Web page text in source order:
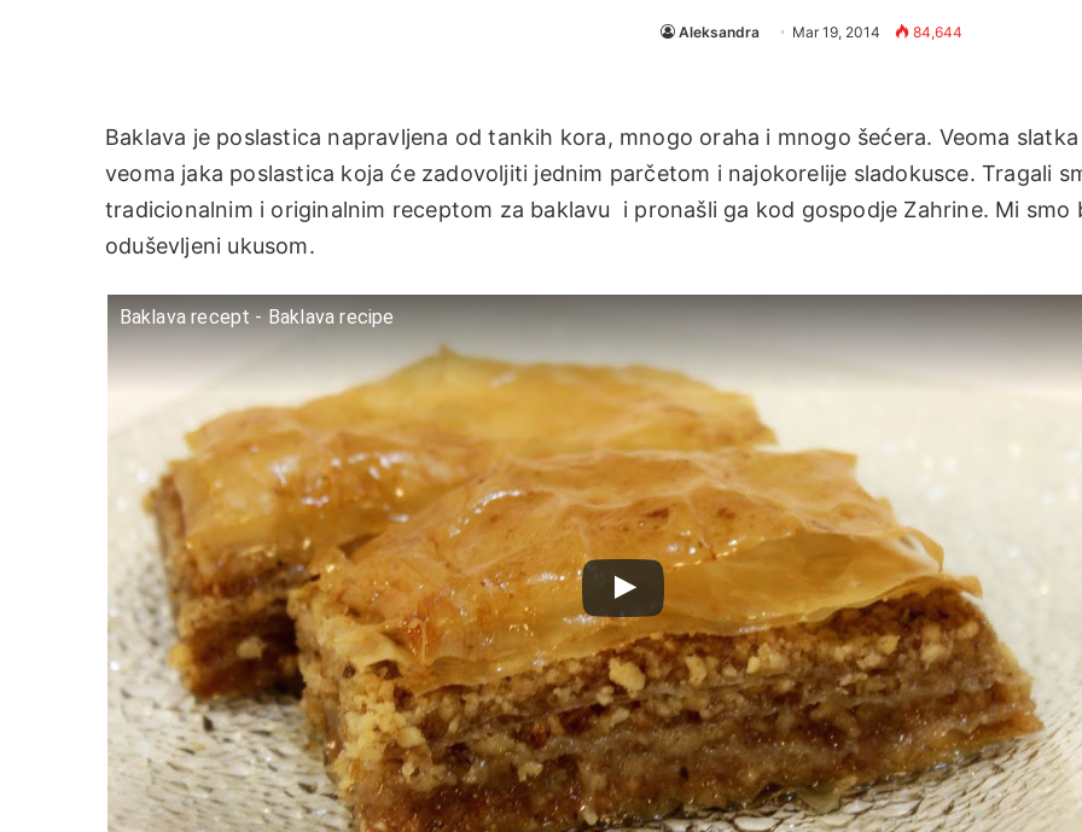
Aleksandra Mar 19, 2014 84,644
Baklava je poslastica napravljena od tankih kora, mnogo oraha i mnogo šećera. Veoma slatka
veoma jaka poslastica koja će zadovoljiti jednim parčetom i najokorelije sladokusce. Tragali
tradicionalnim i originalnim receptom za baklavu i pronašli ga kod gospodje Zahrine. Mi smo
oduševljeni ukusom.
Baklava recept - Baklava recipe